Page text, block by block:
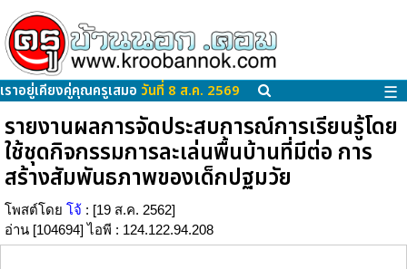
เราอยู่เคียงคู่คุณครูเสมอ วันที่ 8 ส.ค. 2569 ☰
รายงานผลการจัดประสบการณ์การเรียนรู้โดย
ใช้ชุดกิจกรรมการละเล่นพื้นบ้านที่มีต่อ การ
สร้างสัมพันธภาพของเด็กปฐมวัย
โพสต์โดย โจ้ : [19 ส.ค. 2562]
อ่าน [104694] ไอพี : 124.122.94.208